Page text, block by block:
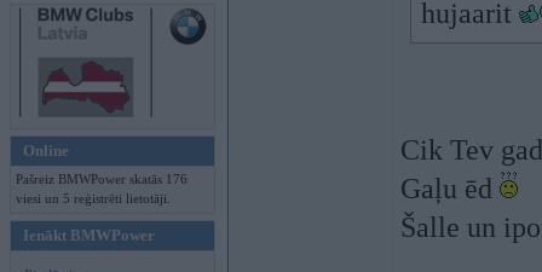
Online
Pašreiz BMWPower skatās 176
viesi un 5 reģistrēti lietotāji.
Ienākt BMWPower
hujaarit
Cik Tev
Gaļu ēd
Šalle un